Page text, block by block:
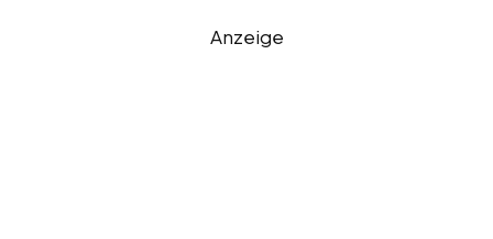
Anzeige